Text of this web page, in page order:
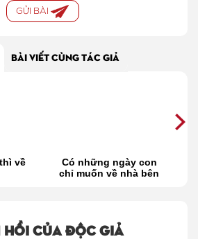
GỬI BÀI
BÀI VIẾT CÙNG TÁC GIẢ
về
Có những ngày con
chỉ muốn về nhà bên
hồi của độc giả